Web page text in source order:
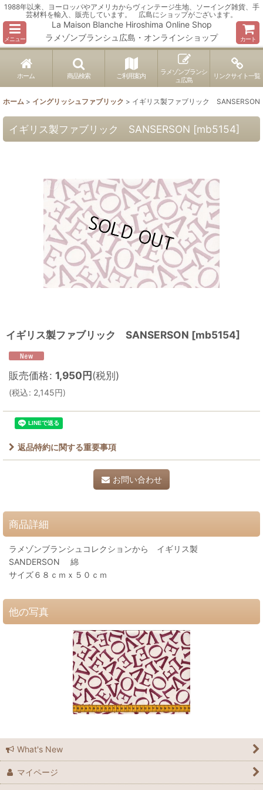
1988年以来、ヨーロッパやアメリカからヴィンテージ生地、ソーイング雑貨、手
芸材料を輸入、販売しています。 広島にショップがございます。
メニュー
La Maison Blanche Hiroshima Online Shop
ラメゾンブランシュ広島・オンラインショップ
カート
ホーム 商品検索 ご利用案内
ラメゾンブランシ
ュ広島
リンクサイト一覧
ホーム > イングリッシュファブリック > イギリス製ファブリック SANSERSON
イギリス製ファブリック SANSERSON [mb5154]
イギリス製ファブリック SANSERSON [mb5154]
販売価格: 1,950円(税別)
(税込: 2,145円)
返品特約に関する重要事項
お問い合わせ
商品詳細
ラメゾンブランシュコレクションから イギリス製
SANDERSON 綿
サイズ６８ｃｍｘ５０ｃｍ
他の写真
What's New
マイページ